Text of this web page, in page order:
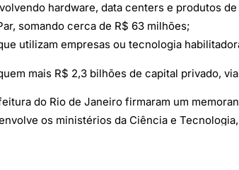
hardware, data centers e produtos de
somando cerca de R$ 63 milhões;
utilizam empresas ou tecnologia
mais R$ 2,3 bilhões de capital privado,
do Rio de Janeiro firmaram um
os ministérios da Ciência e